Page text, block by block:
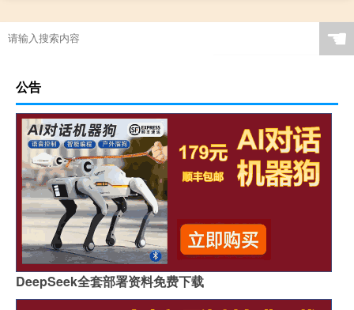
☚
公告
DeepSeek全套部署资料免费下载